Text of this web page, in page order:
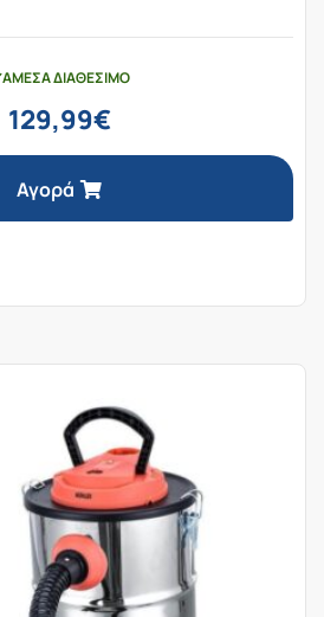
ΆΜΕΣΑ ΔΙΑΘΈΣΙΜΟ
129,99€
Αγορά